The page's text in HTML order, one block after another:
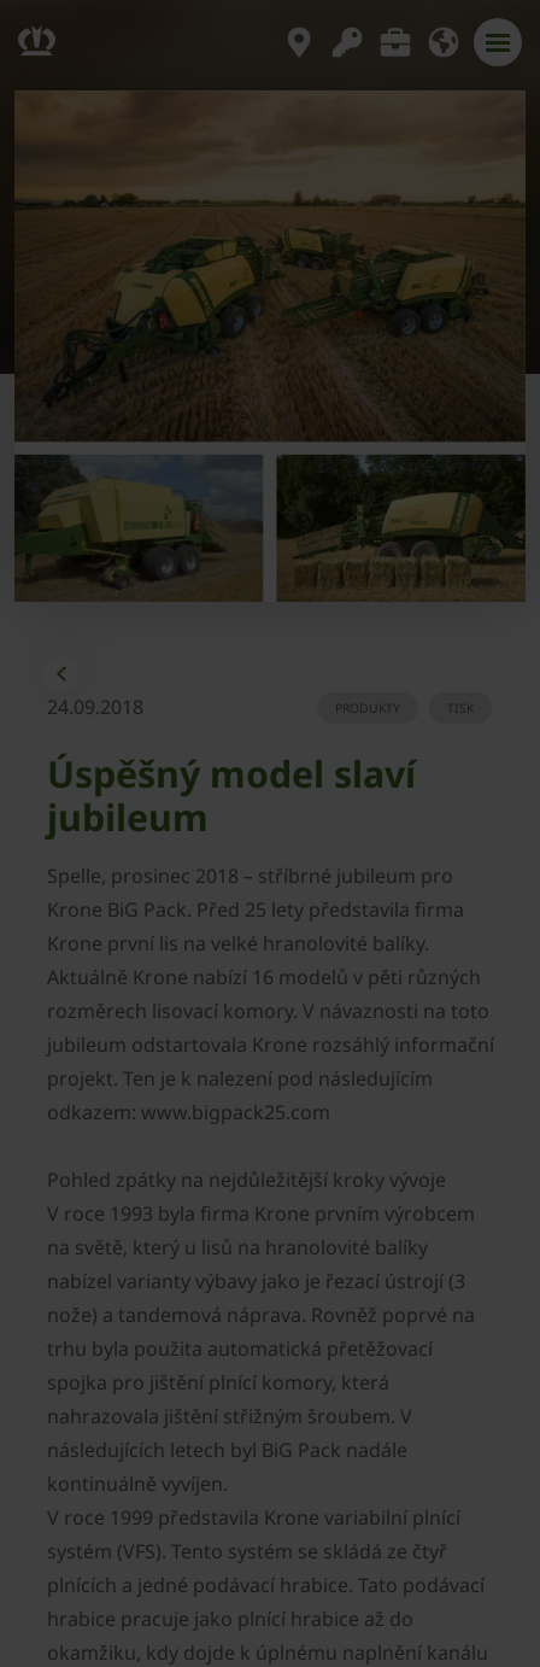
24.09.2018 TISK
PRODUKTY
Úspěšný model slaví
jubileum
Spelle, prosinec 2018 – stříbrné jubileum pro
Krone BiG Pack. Před 25 lety představila firma
Krone první lis na velké hranolovité balíky.
Aktuálně Krone nabízí 16 modelů v pěti různých
rozměrech lisovací komory. V návaznosti na toto
jubileum odstartovala Krone rozsáhlý informační
projekt. Ten je k nalezení pod následujícím
odkazem: www.bigpack25.com
Pohled zpátky na nejdůležitější kroky vývoje
V roce 1993 byla firma Krone prvním výrobcem
na světě, který u lisů na hranolovité balíky
nabízel varianty výbavy jako je řezací ústrojí (3
nože) a tandemová náprava. Rovněž poprvé na
trhu byla použita automatická přetěžovací
spojka pro jištění plnící komory, která
nahrazovala jištění střižným šroubem. V
následujících letech byl BiG Pack nadále
kontinuálně vyvíjen.
V roce 1999 představila Krone variabilní plnící
systém (VFS). Tento systém se skládá ze čtyř
plnících a jedné podávací hrabice. Tato podávací
hrabice pracuje jako plnící hrabice až do
okamžiku, kdy dojde k úplnému naplnění kanálu